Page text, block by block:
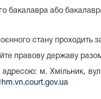
бакалавра або
стану проходить
правову державу
адресою: м. Хмільник,